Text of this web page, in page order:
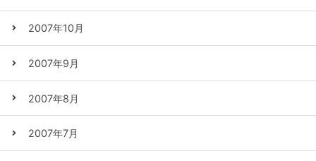
2007年10月
2007年9月
2007年8月
2007年7月